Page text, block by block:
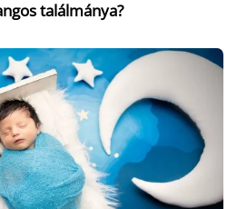
találmánya?